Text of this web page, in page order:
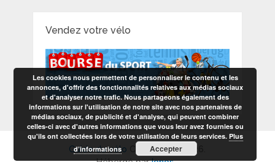
Vendez votre vélo
Guide du vélo Copyright © 2026.
Les cookies nous permettent de personnaliser le contenu et les
annonces, d'offrir des fonctionnalités relatives aux médias sociaux
et d'analyser notre trafic. Nous partageons également des
informations sur l'utilisation de notre site avec nos partenaires de
médias sociaux, de publicité et d'analyse, qui peuvent combiner
celles-ci avec d'autres informations que vous leur avez fournies ou
qu'ils ont collectées lors de votre utilisation de leurs services. Plus
d’informations
Accepter